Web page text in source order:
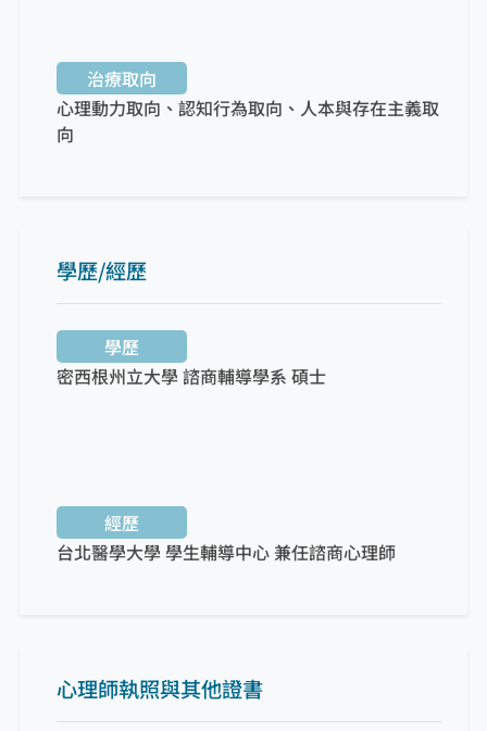
治療取向
心理動力取向、認知行為取向、人本與存在主義取
向
學歷/經歷
學歷
密西根州立大學 諮商輔導學系 碩士
經歷
台北醫學大學 學生輔導中心 兼任諮商心理師
心理師執照與其他證書